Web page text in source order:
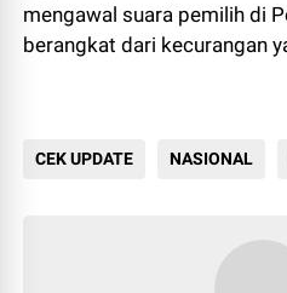
mengawal suara pemilih di
berangkat dari kecurangan
CEK UPDATE NASIONAL